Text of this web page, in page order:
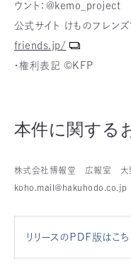
ウント：@kemo_project
公式サイト けものフレンズ
friends.jp/
・権利表記 ©️KFP
本件に関する
株式会社博報堂 広報室 大
koho.mail@hakuhodo.co.jp
リリースのＰＤＦ版はこち